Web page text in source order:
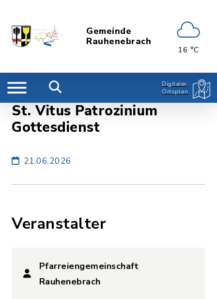
Gemeinde
Rauhenebrach
16 °C
Digitaler
Ortsplan
St. Vitus Patrozinium
Gottesdienst
21.06.2026
Veranstalter
Pfarreiengemeinschaft
Rauhenebrach